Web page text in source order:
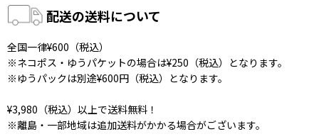
配送の送料について
全国一律¥600（税込）
※ネコポス・ゆうパケットの場合は¥250（税込）となります。
※ゆうパックは別途¥600円（税込）となります。
¥3,980（税込）以上で送料無料！
※離島・一部地域は追加送料がかかる場合がございます。